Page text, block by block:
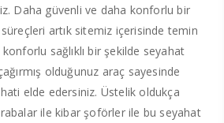
Daha güvenli ve daha konforlu bir
artık sitemiz içerisinde temin
sağlıklı bir şekilde seyahat
olduğunuz araç sayesinde
elde edersiniz. Üstelik oldukça
ile kibar şoförler ile bu seyahat